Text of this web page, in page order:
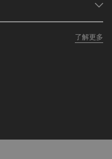
了解更多